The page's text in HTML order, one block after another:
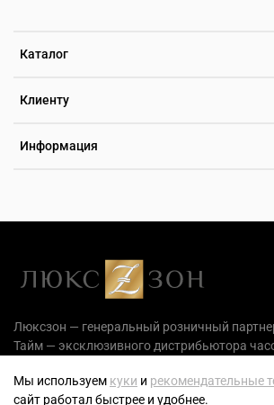
Каталог
Клиенту
Информация
Люксзон — генеральный розничный
Тайм — эксклюзивного дистрибьютора
Мы используем куки и рекомендательные
сайт работал быстрее и удобнее.